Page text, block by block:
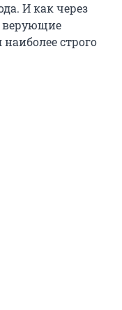
И как через
верующие
строго